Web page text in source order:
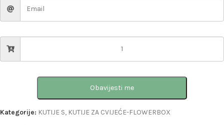
Obavijesti me
Kategorije: KUTIJE S, KUTIJE ZA CVIJEĆE-FLOWERBOX